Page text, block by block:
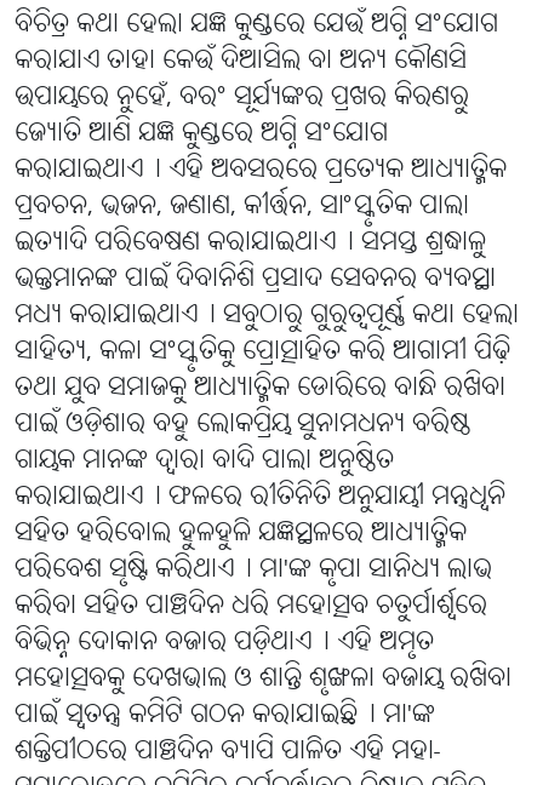
ବିଚିତ୍ର କଥା ହେଲା ଯଜ୍ଞ କୁଣ୍ଡରେ ଯେଉଁ ଅଗ୍ନି ସଂଯୋଗ
କରାଯାଏ ତାହା କେଉଁ ଦିଆସିଲ ବା ଅନ୍ୟ କୌଣସି
ଉପାୟରେ ନୁହେଁ, ବରଂ ସୂର୍ଯ୍ୟଙ୍କର ପ୍ରଖର କିରଣରୁ
ଜ୍ୟୋତି ଆଣି ଯଜ୍ଞ କୁଣ୍ଡରେ ଅଗ୍ନି ସଂଯୋଗ
କରାଯାଇଥାଏ୤ ଏହି ଅବସରରେ ପ୍ରତ୍ୟେକ ଆଧ୍ୟାତ୍ମିକ
ପ୍ରବଚନ, ଭଜନ, ଜଣାଣ, କୀର୍ତ୍ତନ, ସାଂସ୍କୃତିକ ପାଲା
ଇତ୍ୟାଦି ପରିବେଷଣ କରାଯାଇଥାଏ୤ ସମସ୍ତ ଶ୍ରଦ୍ଧାଳୁ
ଭକ୍ତମାନଙ୍କ ପାଇଁ ଦିବାନିଶି ପ୍ରସାଦ ସେବନର ବ୍ୟବସ୍ଥା
ମଧ୍ୟ କରାଯାଇଥାଏ୤ ସବୁଠାରୁ ଗୁରୁତ୍ୱପୂର୍ଣ୍ଣ କଥା ହେଲା
ସାହିତ୍ୟ, କଳା ସଂସ୍କୃତିକୁ ପ୍ରୋତ୍ସାହିତ କରି ଆଗାମୀ ପିଢ଼ି
ତଥା ଯୁବ ସମାଜକୁ ଆଧ୍ୟାତ୍ମିକ ଡୋରିରେ ବାନ୍ଧି ରଖିବା
ପାଇଁ ଓଡ଼ିଶାର ବହୁ ଲୋକପ୍ରିୟ ସୁନାମଧନ୍ୟ ବରିଷ୍ଠ
ଗାୟକ ମାନଙ୍କ ଦ୍ୱାରା ବାଦି ପାଲା ଅନୁଷ୍ଠିତ
କରାଯାଇଥାଏ୤ ଫଳରେ ରୀତିନିତି ଅନୁଯାୟୀ ମନ୍ତ୍ରଧ୍ୱନି
ସହିତ ହରିବୋଲ ହୁଳହୁଳି ଯଜ୍ଞସ୍ଥଳରେ ଆଧ୍ୟାତ୍ମିକ
ପରିବେଶ ସୃଷ୍ଟି କରିଥାଏ୤ ମା'ଙ୍କ କୃପା ସାନିଧ୍ୟ ଲାଭ
କରିବା ସହିତ ପାଞ୍ଚଦିନ ଧରି ମହୋତ୍ସବ ଚତୁର୍ପାର୍ଶ୍ୱରେ
ବିଭିନ୍ନ ଦୋକାନ ବଜାର ପଡ଼ିଥାଏ୤ ଏହି ଅମୃତ
ମହୋତ୍ସବକୁ ଦେଖଭାଲ ଓ ଶାନ୍ତି ଶୃଙ୍ଖଳା ବଜାୟ ରଖିବା
ପାଇଁ ସ୍ୱତନ୍ତ୍ର କମିଟି ଗଠନ କରାଯାଇଛି୤ ମା'ଙ୍କ
ଶକ୍ତିପୀଠରେ ପାଞ୍ଚଦିନ ବ୍ୟାପି ପାଳିତ ଏହି ମହା-